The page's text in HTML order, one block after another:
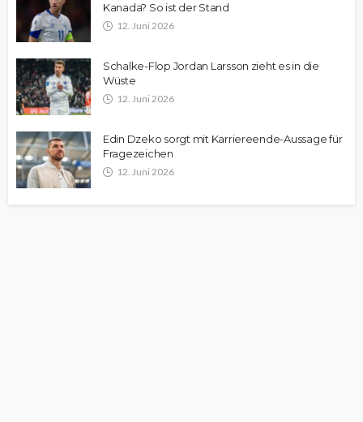
Kanada? So ist der Stand
12. Juni 2026
Schalke-Flop Jordan Larsson zieht es in die
Wüste
12. Juni 2026
Edin Dzeko sorgt mit Karriereende-Aussage für
Fragezeichen
12. Juni 2026